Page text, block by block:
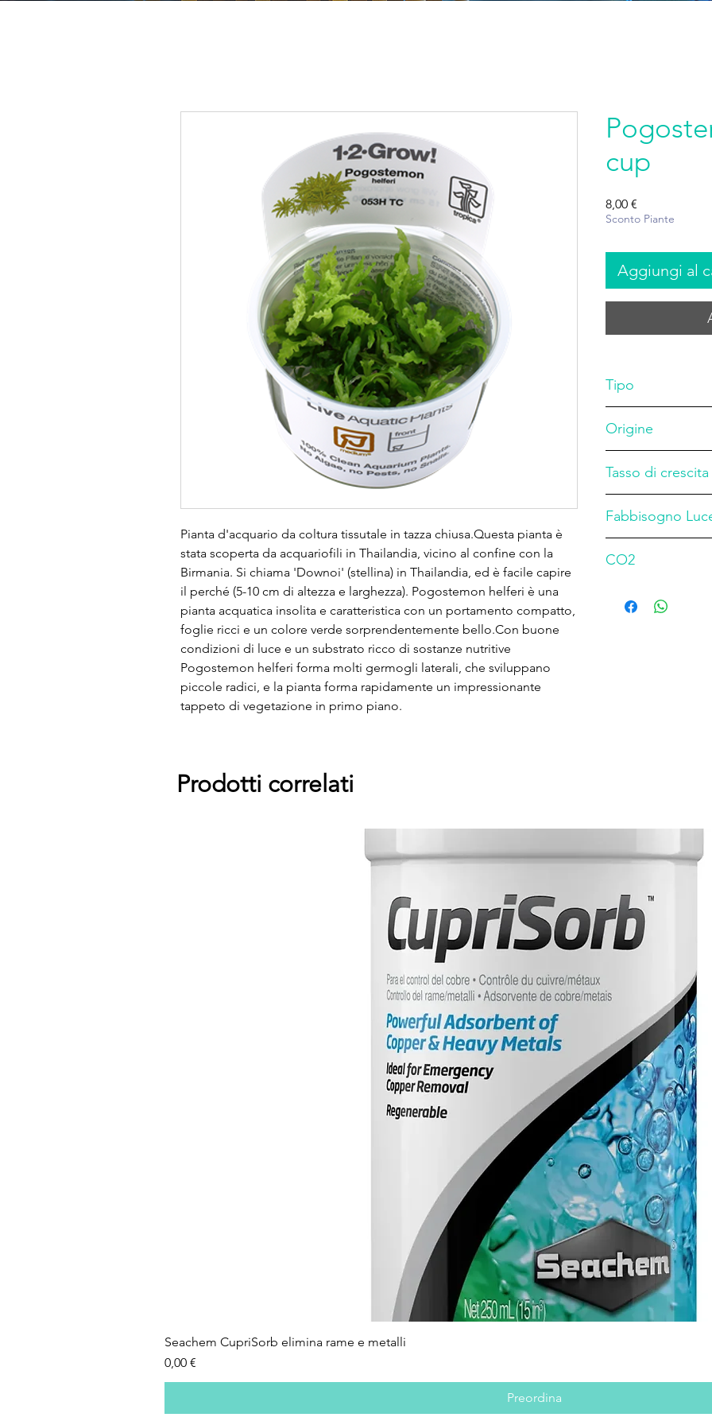
Pianta d'acquario da coltura tissutale in tazza chiusa.Questa pianta è
stata scoperta da acquariofili in Thailandia, vicino al confine con la
Birmania. Si chiama 'Downoi' (stellina) in Thailandia, ed è facile capire
il perché (5-10 cm di altezza e larghezza). Pogostemon helferi è una
pianta acquatica insolita e caratteristica con un portamento compatto,
foglie ricci e un colore verde sorprendentemente bello.Con buone
condizioni di luce e un substrato ricco di sostanze nutritive
Pogostemon helferi forma molti germogli laterali, che sviluppano
piccole radici, e la pianta forma rapidamente un impressionante
tappeto di vegetazione in primo piano.
cup
8,00 €
Sconto Piante
Aggiungi al
Tipo
Origine
Tasso di crescita
Fabbisogno
CO2
Prodotti correlati
Seachem CupriSorb elimina rame e metalli
Prezzo
0,00 €
Preordina